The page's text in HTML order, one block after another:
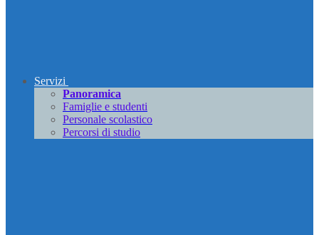
Servizi
Panoramica
Famiglie e studenti
Personale scolastico
Percorsi di studio